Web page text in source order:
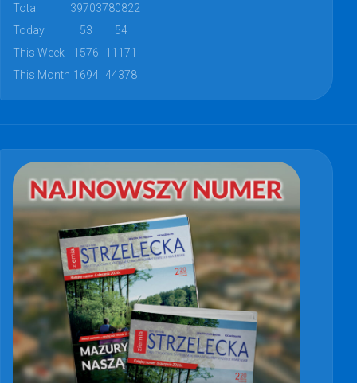
Total 39703780822
Today
53
54
This Week
1576
11171
This Month 1694 44378